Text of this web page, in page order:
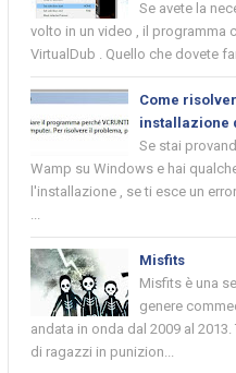
Se avete la
volto in un video , il programma
VirtualDub . Quello che dovete
Come
installazione
Se stai
Wamp su Windows e hai
l'installazione , se ti esce un
...
Misfits
Misfits è una
genere
andata in onda dal 2009 al
di ragazzi in punizion...